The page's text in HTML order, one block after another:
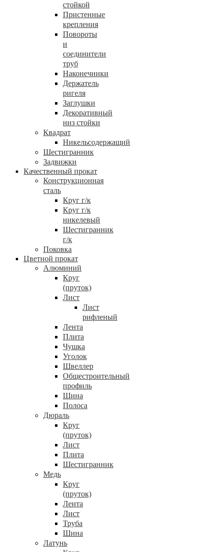
стойкой
Пристенные
крепления
Повороты
и
соединители
труб
Наконечники
Держатель
ригеля
Заглушки
Декоративный
низ стойки
Квадрат
Никельсодержащий
Шестигранник
Задвижки
Качественный прокат
Конструкционная
сталь
Круг г/к
Круг г/к
никелевый
Шестигранник
г/к
Поковка
Цветной прокат
Алюминий
Круг
(пруток)
Лист
Лист
рифленый
Лента
Плита
Чушка
Уголок
Швеллер
Общестроительный
профиль
Шина
Полоса
Дюраль
Круг
(пруток)
Лист
Плита
Шестигранник
Медь
Круг
(пруток)
Лента
Лист
Труба
Шина
Латунь